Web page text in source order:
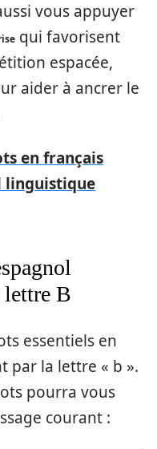
vous appuyer
qui favorisent
espacée,
aider à ancrer le
en français
linguistique
lettre B
essentiels en
par la lettre « b ».
pourra vous
courant :